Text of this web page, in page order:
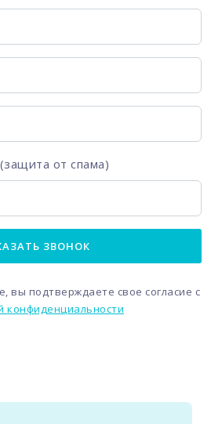
от спама)
ЗВОНОК
вы подтверждаете свое согласие с
конфиденциальности